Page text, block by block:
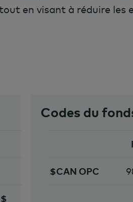
en visant à réduire les
Codes du
$CAN OPC